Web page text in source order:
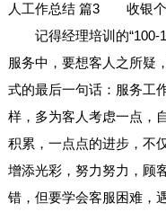
人工作总结 篇3
记得经理培训的
服务中，要想客人之所疑
式的最后一句话：服务工
样，多为客人考虑一点，
积累，一点点的进步，不
增添光彩，努力努力，顾
错，但要学会客服困难，
收银个